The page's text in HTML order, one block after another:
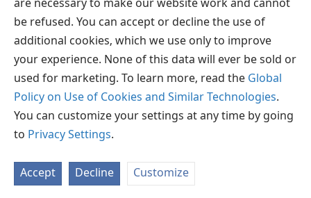
are necessary to make our website work and cannot
be refused. You can accept or decline the use of
additional cookies, which we use only to improve
your experience. None of this data will ever be sold or
used for marketing. To learn more, read the Global
Policy on Use of Cookies and Similar Technologies.
You can customize your settings at any time by going
to Privacy Settings.
Accept Decline Customize
தமிழ் பகிரவும்
விருப்பங்கள்
Copyright© 2026 Watch Tower Bible and Tract Society of Pennsylvania
விதிமுறைகள் தனியுரிமை ப்ரைவசி செட்டிங்
JW.ORG
உள்நுழையவும்